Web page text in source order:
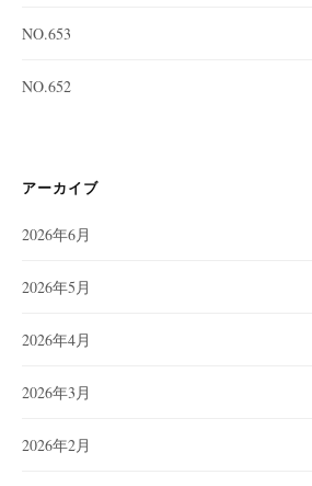
NO.653
NO.652
アーカイブ
2026年6月
2026年5月
2026年4月
2026年3月
2026年2月